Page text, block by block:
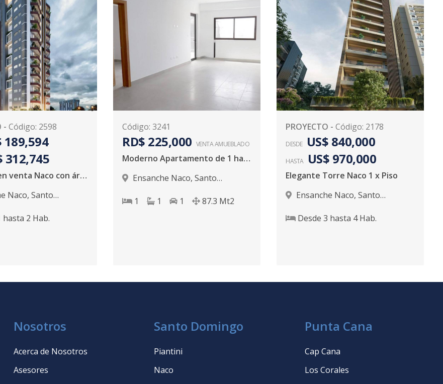
0
- Código: 2598
189,594
312,745
Proyecto en venta Naco con área social proximo a entregarse
Naco, Santo
hasta 2 Hab.
Código: 3241
RD$ 225,000 VENTA AMUEBLADO
Moderno Apartamento de 1 habitación Naco
Ensanche Naco, Santo
1
1 1 87.3 Mt2
PROYECTO - Código: 2178
DESDE US$ 840,000
HASTA US$ 970,000
Elegante Torre Naco 1 x Piso
Ensanche Naco, Santo
Desde 3 hasta 4Hab.
Nosotros
Acerca de Nosotros
Asesores
Santo Domingo
Piantini
Naco
Punta Cana
Cap Cana
Los Corales